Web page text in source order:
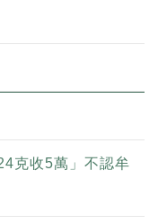
克收5萬」不認牟